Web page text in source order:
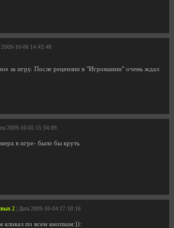
2009-10-06 14:43:48
за игру. После рецензии в "Игромании" очень ждал
2009-10-05 15:34:09
в игре- было бы круть
2 | Дата 2009-10-04 17:10:16
кликал по всем кнопкам:)):